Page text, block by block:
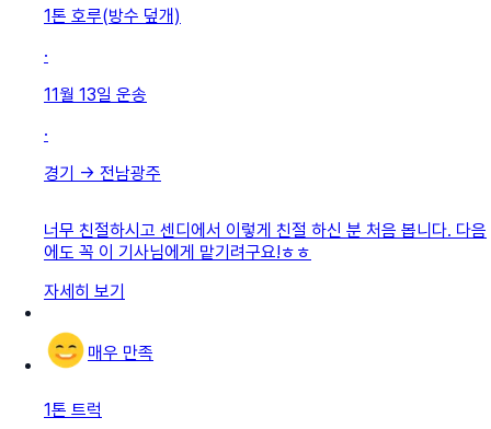
1톤 호루(방수 덮개)
·
11월 13일 운송
·
경기 → 전남광주
너무 친절하시고 센디에서 이렇게 친절 하신 분 처음 봅니다. 다음
에도 꼭 이 기사님에게 맡기려구요!ㅎㅎ
자세히 보기
매우 만족
1톤 트럭